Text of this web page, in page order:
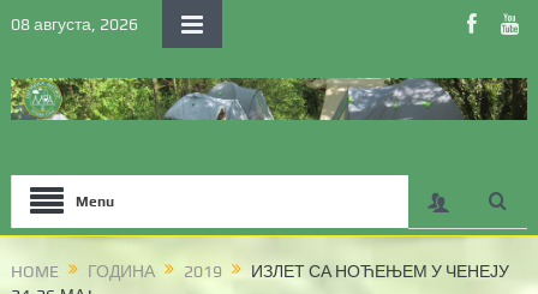
08 августа, 2026
Menu
HOME ГОДИНА 2019
ИЗЛЕТ СА НОЋЕЊЕМ У ЧЕНЕЈУ